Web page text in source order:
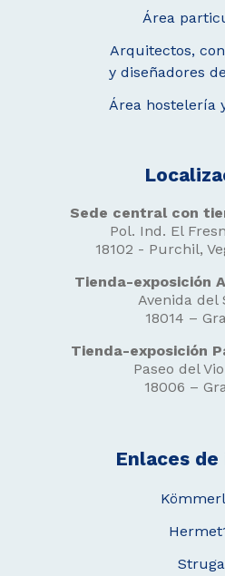
Área
Arquitectos,
y diseñadores
Área hostelería
Sede central con
Pol. Ind. El
18102 - Purchil,
Tienda-exposición
Avenida del
18014 –
Tienda-exposición
Paseo del
18006 –
Enlaces